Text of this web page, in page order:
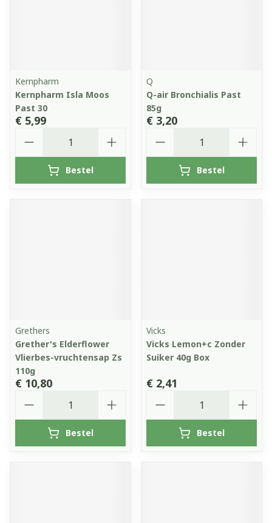
Kernpharm
Kernpharm Isla Moos
Past 30
€ 5,99
Bestel
Q
Q-air Bronchialis Past
85g
€ 3,20
Bestel
Grethers
Grether's Elderflower
Vlierbes-vruchtensap Zs
110g
€ 10,80
Bestel
Vicks
Vicks Lemon+c Zonder
Suiker 40g Box
€ 2,41
Bestel